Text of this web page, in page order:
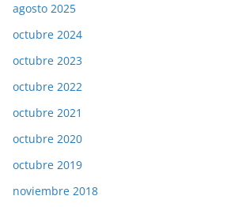
agosto 2025
octubre 2024
octubre 2023
octubre 2022
octubre 2021
octubre 2020
octubre 2019
noviembre 2018